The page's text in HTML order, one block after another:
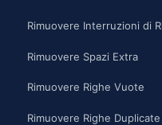
Rimuovere Interruzioni di
Rimuovere Spazi Extra
Rimuovere Righe Vuote
Rimuovere Righe Duplicate